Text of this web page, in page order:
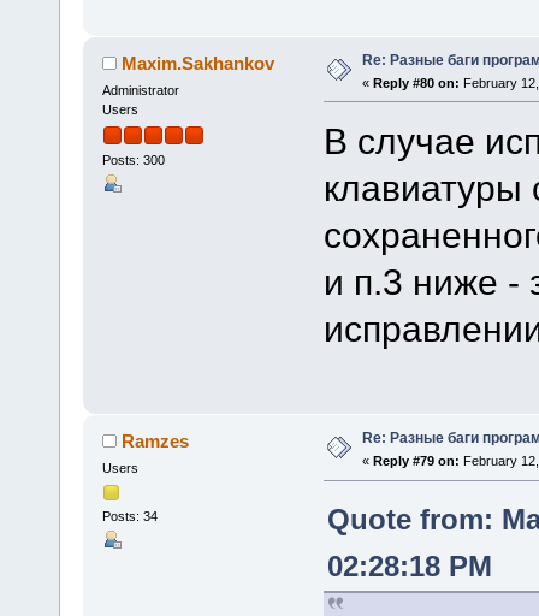
Maxim.Sakhankov
Administrator
Users
Posts: 300
Re: Разные баги
« Reply #80 on: February
В случае
клавиатуры
и п.3 ниже -
Ramzes
Users
Posts: 34
Re: Разные баги
« Reply #79 on: February
Quote from:
02:28:18 PM